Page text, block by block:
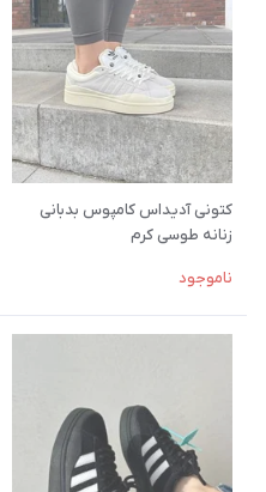
کتونی آدیداس کامپوس بدبانی
زنانه طوسی کرم
ناموجود